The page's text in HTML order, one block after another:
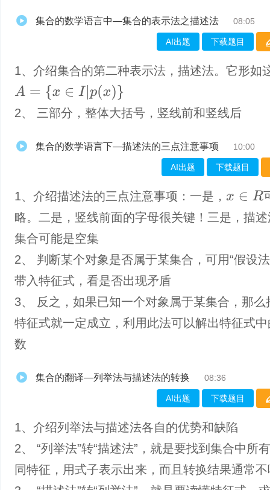
集合的数学语言中—集合的表示法之描述法 08:05
AI出题 下载题目
1、介绍集合的第二种表示法，描述法。它形如
A= x∈I p( x)}
2、 三部分，整体大括号，竖线前和竖线后
集合的数学语言下—描述法的三点注意事项 10:00
AI出题 下载题目
1、​介绍描述法的三点注意事项：一是， x∈ R
略。二是，竖线前面的字母很关键！三是，描
集合可能是空集
2、 判断某个对象是否属于某集合，可用“假设
带入特征式，看是否出现矛盾
3、 反之，如果已知一个对象属于某集合，那么
特征式就一定成立，利用此法可以解出特征式
数
集合的翻译—列举法与描述法的转换 08:36
AI出题 下载题目
1、介绍列举法与描述法各自的优势和缺陷
2、 “列举法”转“描述法”，就是要找到集合中所
同特征，用式子表示出来，而且转换结果通常